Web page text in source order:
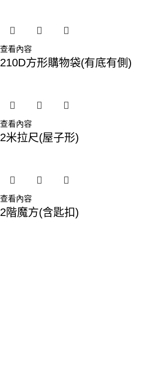
查看內容
210D方形購物袋(有底有側)
查看內容
2米拉尺(屋子形)
查看內容
2階魔方(含匙扣)